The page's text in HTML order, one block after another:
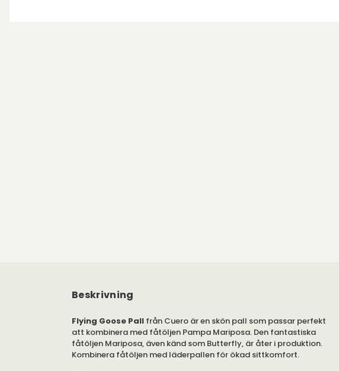
Beskrivning
Flying Goose Pall från Cuero är en skön pall som passar perfekt
att kombinera med fåtöljen Pampa Mariposa. Den fantastiska
fåtöljen Mariposa, även känd som Butterfly, är åter i produktion.
Kombinera fåtöljen med läderpallen för ökad sittkomfort.